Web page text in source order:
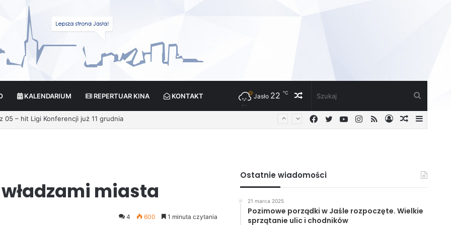
KALENDARIUM REPERTUAR KINA KONTAKT Losowy
artykuł
Jasło 22 ℃
Losowy
Zaloguj
RSS
Instagram
YouTube
Twitter
Facebook
miasta
4 600 1 minuta czytania
Ostatnie wiadomości
21 marca 2025
Pozimowe porządki w Jaśle rozpoczęte. Wielkie
sprzątanie ulic i chodników